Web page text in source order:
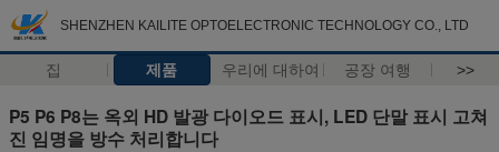
SHENZHEN KAILITE OPTOELECTRONIC TECHNOLOGY CO., LTD
집 제품 우리에 대하여 공장 여행 >>
P5 P6 P8는 옥외 HD 발광 다이오드 표시, LED 단말 표시 고쳐
진 임명을 방수 처리합니다